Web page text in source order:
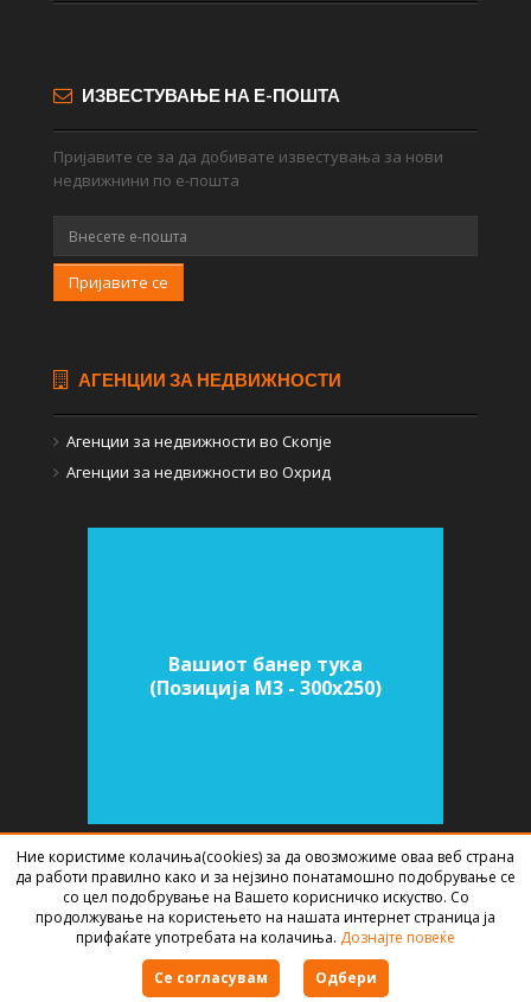
ИЗВЕСТУВАЊЕ НА Е-ПОШТА
Пријавите се за да добивате известувања за нови
недвижнини по е-пошта
Пријавите се
АГЕНЦИИ ЗА НЕДВИЖНОСТИ
Агенции за недвижности во Скопје
Агенции за недвижности во Охрид
Вашиот банер тука
(Позиција M3 - 300х250)
СОФТВЕР ЗА АГЕНЦИИ ЗА НЕДВИЖНИНИ ИЗРАБОТЕН ОД
BEST NET
STUDIO2026
Правила за користење
Ние користиме колачиња(cookies) за да овозможиме оваа веб страна
да работи правилно како и за нејзино понатамошно подобрување се
со цел подобрување на Вашето корисничко искуство. Со
продолжување на користењето на нашата интернет страница ја
прифаќате употребата на колачиња. Дознајте повеќе
Се согласувам
Одбери